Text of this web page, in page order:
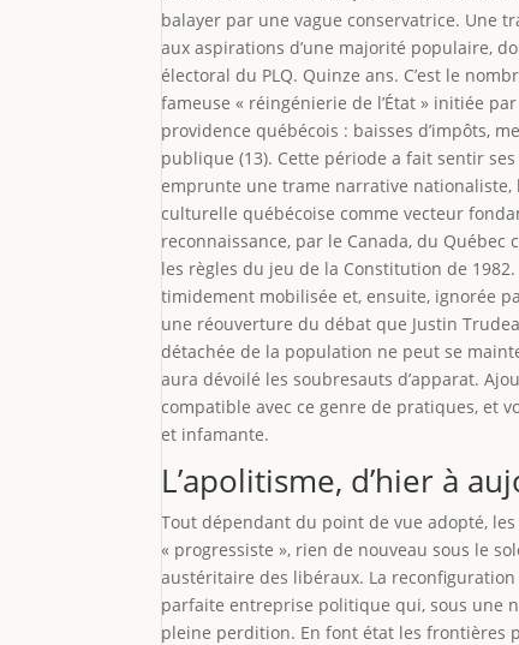
balayer par une vague conservatrice. Une
aux aspirations d’une majorité populaire,
électoral du PLQ. Quinze ans. C’est le
fameuse « réingénierie de l’État » initiée
providence québécois : baisses d’impôts,
publique (13). Cette période a fait sentir
emprunte une trame narrative
culturelle québécoise comme vecteur
reconnaissance, par le Canada, du
les règles du jeu de la Constitution de
timidement mobilisée et, ensuite, ignorée
une réouverture du débat que Justin
détachée de la population ne peut se
aura dévoilé les soubresauts d’apparat.
compatible avec ce genre de pratiques, et
et infamante.
L’apolitisme, d’hier à
Tout dépendant du point de vue adopté,
« progressiste », rien de nouveau sous le
austéritaire des libéraux. La
parfaite entreprise politique qui, sous une
pleine perdition. En font état les frontières